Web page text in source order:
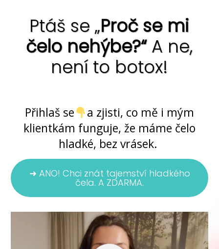
Ptáš se „Proč se mi
čelo nehýbe?“A ne,
není to botox!
Přihlaš se
a zjisti, co mě i mým
klientkám funguje, že máme čelo
hladké, bez vrásek.
➜ ANO! Chci znát tajemství hladkého
čela. A ZDARMA.